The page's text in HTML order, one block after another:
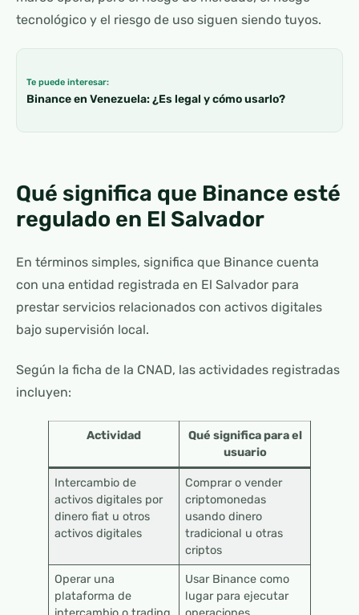
tecnológico y el riesgo de uso siguen siendo tuyos.
Te puede interesar:
Binance en Venezuela: ¿Es legal y cómo usarlo?
Qué significa que Binance esté
regulado en El Salvador
En términos simples, significa que Binance cuenta
con una entidad registrada en El Salvador para
prestar servicios relacionados con activos digitales
bajo supervisión local.
Según la ficha de la CNAD, las actividades registradas
incluyen:
Actividad
Qué significa para el
usuario
Intercambio de
activos digitales por
dinero fiat u otros
activos digitales
Comprar o vender
criptomonedas
usando dinero
tradicional u otras
criptos
Operar una
plataforma de
Usar Binance como
lugar para ejecutar